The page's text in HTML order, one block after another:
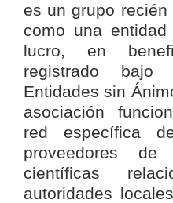
es un grupo recién
como una
lucro, en
registrado
Entidades sin
asociación
red específica
proveedores de
científicas
autoridades